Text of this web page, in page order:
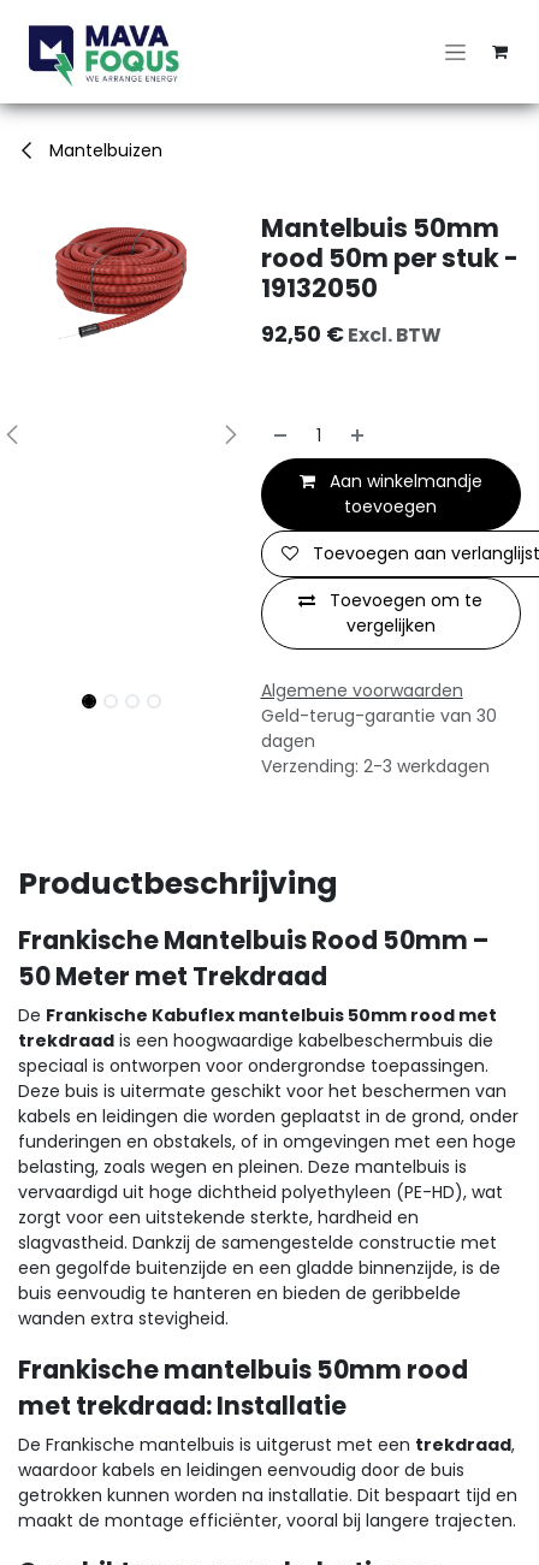
Mantelbuizen
Mantelbuis 50mm
rood 50m per stuk -
19132050
92,50 €Excl. BTW
Aan winkelmandje
toevoegen
Toevoegen om te
vergelijken
Toevoegen aan verlanglijst
Algemene voorwaarden
Geld-terug-garantie van 30
dagen
Verzending: 2-3 werkdagen
Productbeschrijving
Frankische Mantelbuis Rood 50mm –
50 Meter met Trekdraad
De Frankische Kabuflex mantelbuis 50mm rood met
trekdraad is een hoogwaardige kabelbeschermbuis die
speciaal is ontworpen voor ondergrondse toepassingen.
Deze buis is uitermate geschikt voor het beschermen van
kabels en leidingen die worden geplaatst in de grond, onder
funderingen en obstakels, of in omgevingen met een hoge
belasting, zoals wegen en pleinen. Deze mantelbuis is
vervaardigd uit hoge dichtheid polyethyleen (PE-HD), wat
zorgt voor een uitstekende sterkte, hardheid en
slagvastheid. Dankzij de samengestelde constructie met
een gegolfde buitenzijde en een gladde binnenzijde, is de
buis eenvoudig te hanteren en bieden de geribbelde
wanden extra stevigheid.
Frankische mantelbuis 50mm rood
met trekdraad: Installatie
De Frankische mantelbuis is uitgerust met een trekdraad,
waardoor kabels en leidingen eenvoudig door de buis
getrokken kunnen worden na installatie. Dit bespaart tijd en
maakt de montage efficiënter, vooral bij langere trajecten.